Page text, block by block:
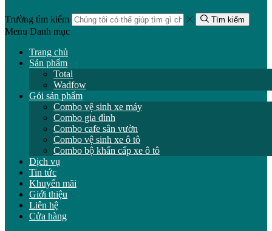
Trường tìm kiếm Tìm kiếm
Menu Danh mục
Trang chủ
Sản phẩm
Total
Wadfow
Gói sản phẩm
Combo vệ sinh xe máy
Combo gia đình
Combo cafe sân vườn
Combo vệ sinh xe ô tô
Combo bộ khẩn cấp xe ô tô
Dịch vụ
Tin tức
Khuyến mãi
Giới thiệu
Liên hệ
Cửa hàng